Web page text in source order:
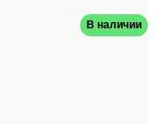
В наличии